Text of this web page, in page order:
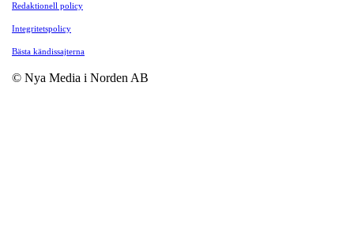
Redaktionell policy
Integritetspolicy
Bästa kändissajterna
© Nya Media i Norden AB